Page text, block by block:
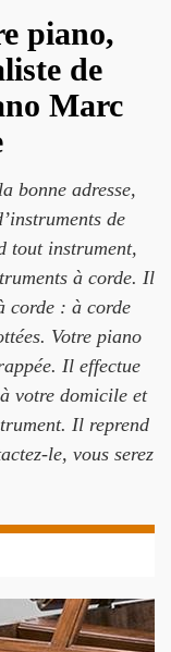
piano,
de
Marc
bonne adresse,
de
tout instrument,
à corde. Il
corde : à corde
Votre piano
Il effectue
votre domicile et
Il reprend
le, vous serez